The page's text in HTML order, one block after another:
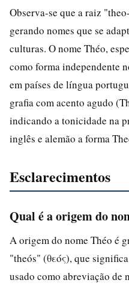
Observa-se que a raiz
gerando nomes que se
culturas. O nome Théo,
como forma independente
em países de língua
grafia com acento agudo
indicando a tonicidade na
inglês e alemão a forma
Esclarecimentos
Qual é a origem do
A origem do nome Théo é
"theós" (θεός), que
usado como abreviação de